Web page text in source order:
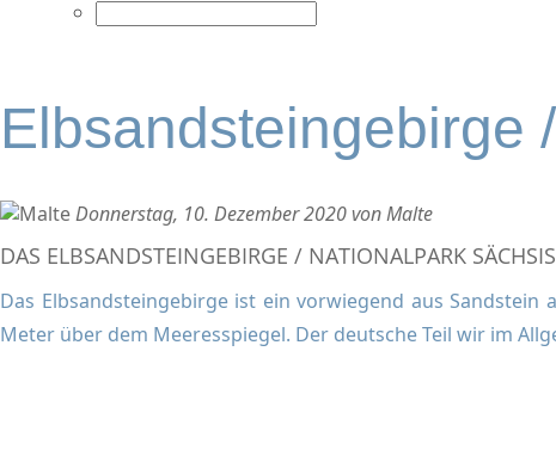
Elbsandsteingebirge
Donnerstag, 10. Dezember 2020 von Malte
DAS ELBSANDSTEINGEBIRGE / NATIONALPARK
Das Elbsandsteingebirge ist ein vorwiegend aus
Meter über dem Meeresspiegel. Der deutsche Teil wir im